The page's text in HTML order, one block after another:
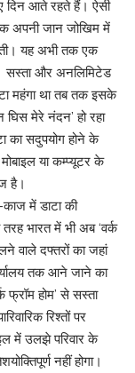
दिन आते रहते हैं। ऐसी
अपनी जान जोखिम में
यह अभी तक एक
सस्ता और अनलिमिटेड
महंगा था तब तक इसके
मेरे नंदन’ हो रहा
का सदुपयोग होने के
या कम्प्यूटर के
है।
में डाटा की
भारत में भी अब ‘वर्क
वाले दफ्तरों का जहां
तक आने जाने का
फ्रॉम होम’ से सस्ता
रिश्तों पर
में उलझे परिवार के
नहीं होगा।